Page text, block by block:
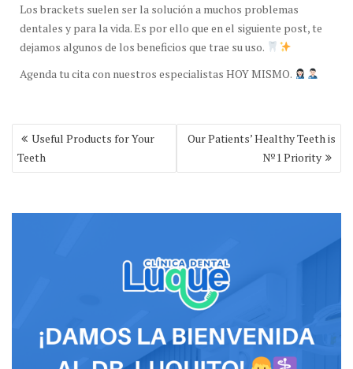
Los brackets suelen ser la solución a muchos problemas
dentales y para la vida. Es por ello que en el siguiente post, te
dejamos algunos de los beneficios que trae su uso.
Agenda tu cita con nuestros especialistas HOY MISMO.
Navegación
de
entradas
Useful Products for Your
Teeth
Our Patients’ Healthy Teeth is
№1 Priority